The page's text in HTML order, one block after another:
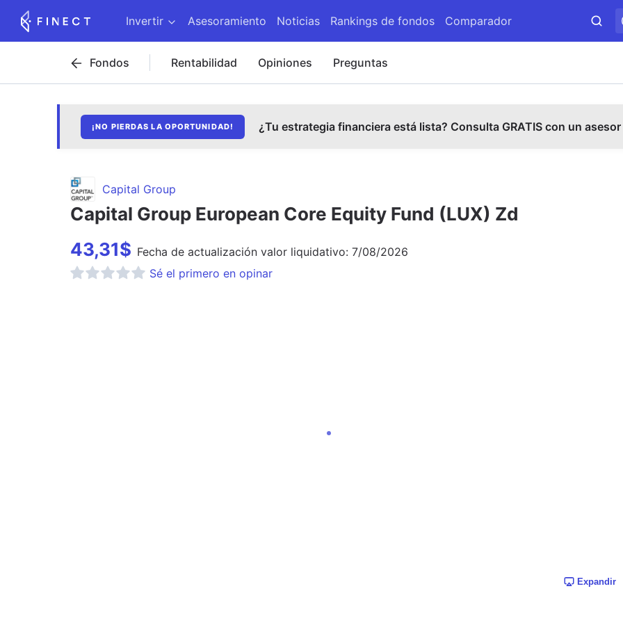
Invertir Asesoramiento Noticias Rankings de fondos Comparador
Fondos Rentabilidad Opiniones Preguntas
¡NO PIERDAS LA OPORTUNIDAD! ¿Tu estrategia financiera está lista? Consulta GRATIS con un
Capital Group
Capital Group European Core Equity Fund (LUX) Zd
43,31$ Fecha de actualización valor liquidativo: 7/08/2026
Sé el primero en opinar
Expandir